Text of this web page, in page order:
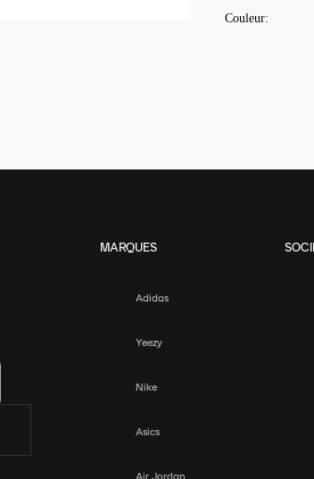
Couleur:
MARQUES
Adidas
Yeezy
Nike
Asics
Air Jordan